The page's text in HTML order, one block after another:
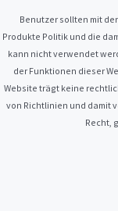
Benutzer sollten mit
Produkte Politik und die
kann nicht verwendet
der Funktionen dieser
Website trägt keine
von Richtlinien und damit
Recht,